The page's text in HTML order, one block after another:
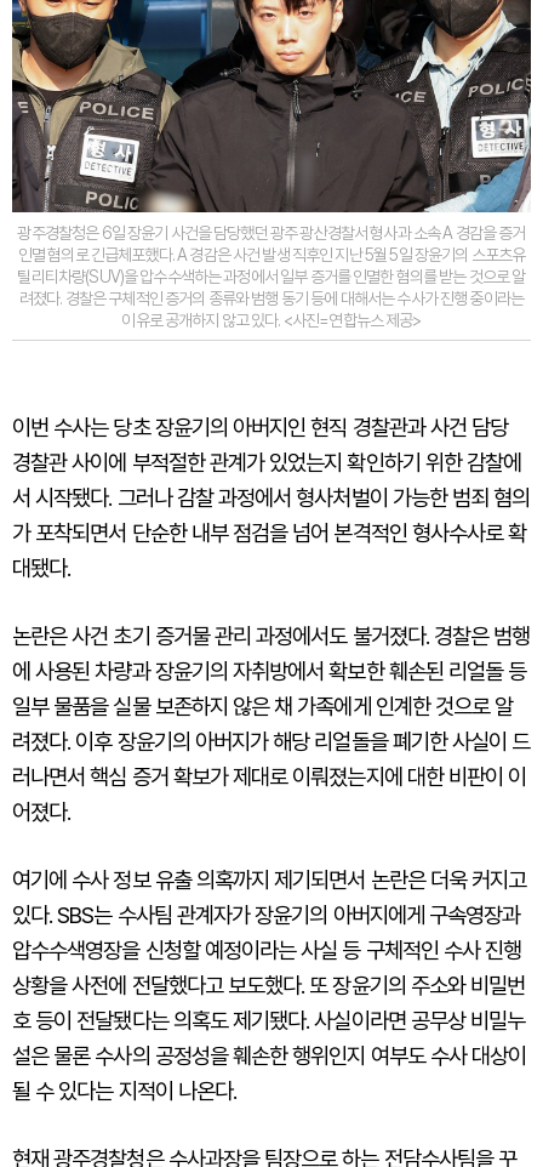
광주경찰청은 6일 장윤기 사건을 담당했던 광주 광산경찰서 형사과 소속 A 경감을 증거
인멸 혐의로 긴급체포했다. A 경감은 사건 발생 직후인 지난 5월 5일 장윤기의 스포츠유
틸리티차량(SUV)을 압수수색하는 과정에서 일부 증거를 인멸한 혐의를 받는 것으로 알
려졌다. 경찰은 구체적인 증거의 종류와 범행 동기 등에 대해서는 수사가 진행 중이라는
이유로 공개하지 않고 있다. <사진=연합뉴스 제공>
이번 수사는 당초 장윤기의 아버지인 현직 경찰관과 사건 담당
경찰관 사이에 부적절한 관계가 있었는지 확인하기 위한 감찰에
서 시작됐다. 그러나 감찰 과정에서 형사처벌이 가능한 범죄 혐의
가 포착되면서 단순한 내부 점검을 넘어 본격적인 형사수사로 확
대됐다.
논란은 사건 초기 증거물 관리 과정에서도 불거졌다. 경찰은 범행
에 사용된 차량과 장윤기의 자취방에서 확보한 훼손된 리얼돌 등
일부 물품을 실물 보존하지 않은 채 가족에게 인계한 것으로 알
려졌다. 이후 장윤기의 아버지가 해당 리얼돌을 폐기한 사실이 드
러나면서 핵심 증거 확보가 제대로 이뤄졌는지에 대한 비판이 이
어졌다.
여기에 수사 정보 유출 의혹까지 제기되면서 논란은 더욱 커지고
있다. SBS는 수사팀 관계자가 장윤기의 아버지에게 구속영장과
압수수색영장을 신청할 예정이라는 사실 등 구체적인 수사 진행
상황을 사전에 전달했다고 보도했다. 또 장윤기의 주소와 비밀번
호 등이 전달됐다는 의혹도 제기됐다. 사실이라면 공무상 비밀누
설은 물론 수사의 공정성을 훼손한 행위인지 여부도 수사 대상이
될 수 있다는 지적이 나온다.
현재 광주경찰청은 수사과장을 팀장으로 하는 전담수사팀을 꾸